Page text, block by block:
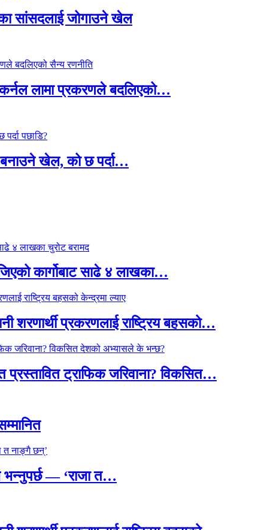
सांसदलाई जोगाउने खेल
लामा प्रकरणले बदलिएको…
खेल, को छ पर्दा…
कार्गोबाट साढे ४ लाखका…
शरणार्थी प्रकरणलाई राष्ट्रिय बहसको…
ट्राफिक जरिवाना? विकसित…
— ‘राजा त…